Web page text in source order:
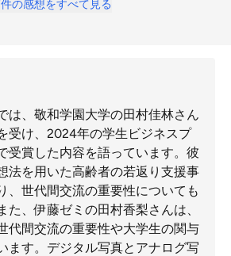
の感想をすべて見る
は、敬和学園大学の田村佳林さん
受け、2024年の学生ビジネスプ
受賞した内容を語っています。彼
法を用いた高齢者の若返り支援事
、世代間交流の重要性についても
た、伊藤ゼミの田村香梨さんは、
代間交流の重要性や大学生の関与
ます。デジタル写真とアナログ写